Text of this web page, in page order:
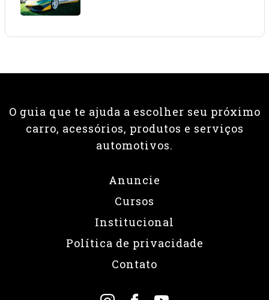
O guia que te ajuda a escolher seu próximo
carro, acessórios, produtos e serviços
automotivos.
Anuncie
Cursos
Institucional
Política de privacidade
Contato